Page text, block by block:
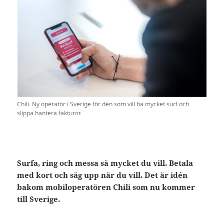
Chili. Ny operatör i Sverige för den som vill ha mycket surf och
slippa hantera fakturor.
Surfa, ring och messa så mycket du vill. Betala
med kort och säg upp när du vill. Det är idén
bakom mobiloperatören Chili som nu kommer
till Sverige.